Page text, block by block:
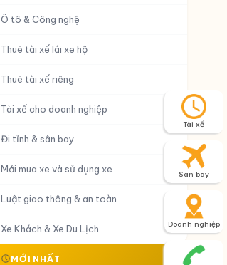
Ô tô & Công nghệ
Thuê tài xế lái xe hộ
Thuê tài xế riêng
Tài xế cho doanh nghiệp
Đi tỉnh & sân bay
Mới mua xe và sử dụng xe
Luật giao thông & an toàn
Xe Khách & Xe Du Lịch
MỚI NHẤT
Tài xế
Sân bay
Doanh nghiệp